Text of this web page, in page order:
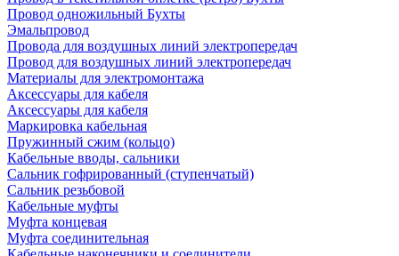
Провод одножильный Бухты
Эмальпровод
Провода для воздушных линий электропередач
Провод для воздушных линий электропередач
Материалы для электромонтажа
Аксессуары для кабеля
Аксессуары для кабеля
Маркировка кабельная
Пружинный сжим (кольцо)
Кабельные вводы, сальники
Сальник гофрированный (ступенчатый)
Сальник резьбовой
Кабельные муфты
Муфта концевая
Муфта соединительная